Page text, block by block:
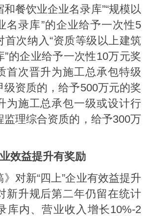
餐饮业企业名录库”“规模以
名录库”的企业给予一次性5
首次纳入“资质等级以上建筑
”的企业给予一次性10万元奖
首次晋升为施工总承包特级
级资质的，给予500万元的奖
为施工总承包一级或设计行
监理综合资质的，给予300万
效益提升有奖励
》对新“四上”企业有效益提升
新升规后第二年仍留在统计
库内、营业收入增长10%-2